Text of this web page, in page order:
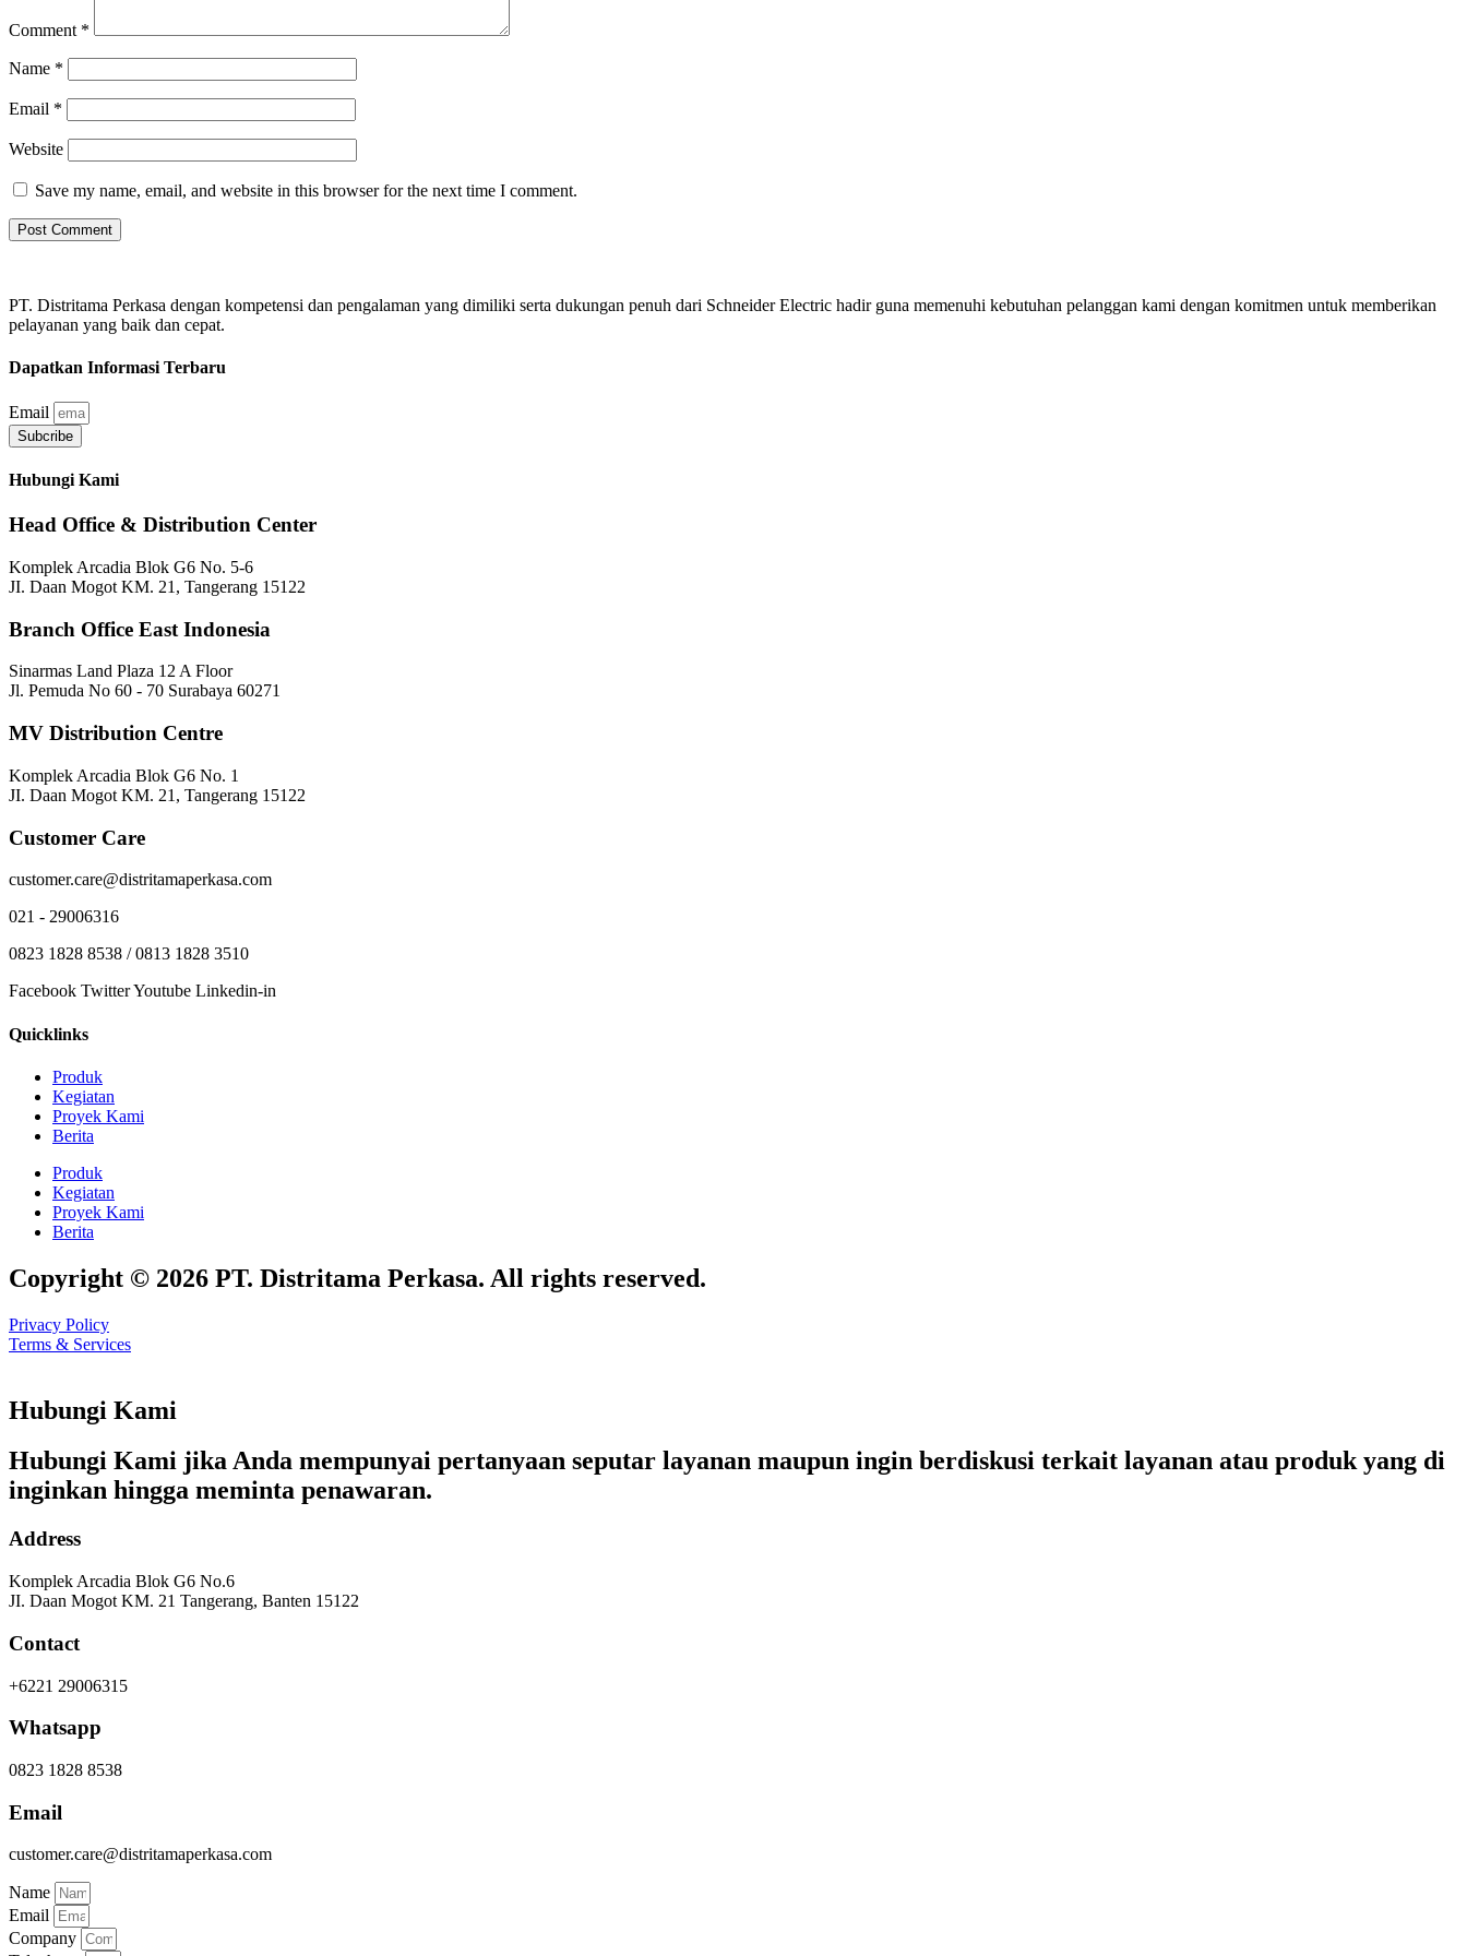
Comment *
Name *
Email *
Website
Save my name, email, and website in this browser for the next time I comment.
PT. Distritama Perkasa dengan kompetensi dan pengalaman yang dimiliki serta dukungan penuh dari Schneider Electric hadir guna memenuhi kebutuhan pelanggan kami dengan komitmen untuk memberikan
pelayanan yang baik dan cepat.
Dapatkan Informasi Terbaru
Email
Subcribe
Hubungi Kami
Head Office & Distribution Center
Komplek Arcadia Blok G6 No. 5-6
JI. Daan Mogot KM. 21, Tangerang 15122
Branch Office East Indonesia
Sinarmas Land Plaza 12 A Floor
Jl. Pemuda No 60 - 70 Surabaya 60271
MV Distribution Centre
Komplek Arcadia Blok G6 No. 1
JI. Daan Mogot KM. 21, Tangerang 15122
Customer Care
customer.care@distritamaperkasa.com
021 - 29006316
0823 1828 8538 / 0813 1828 3510
Facebook TwitterYoutube Linkedin-in
Quicklinks
Produk
Kegiatan
Proyek Kami
Berita
Produk
Kegiatan
Proyek Kami
Berita
Copyright © 2026 PT. Distritama Perkasa. All rights reserved.
Privacy Policy
Terms & Services
Hubungi Kami
Hubungi Kami jika Anda mempunyai pertanyaan seputar layanan maupun ingin berdiskusi terkait layanan atau produk yang di
inginkan hingga meminta penawaran.
Address
Komplek Arcadia Blok G6 No.6
JI. Daan Mogot KM. 21 Tangerang, Banten 15122
Contact
+6221 29006315
Whatsapp
0823 1828 8538
Email
customer.care@distritamaperkasa.com
Name
Email
Company